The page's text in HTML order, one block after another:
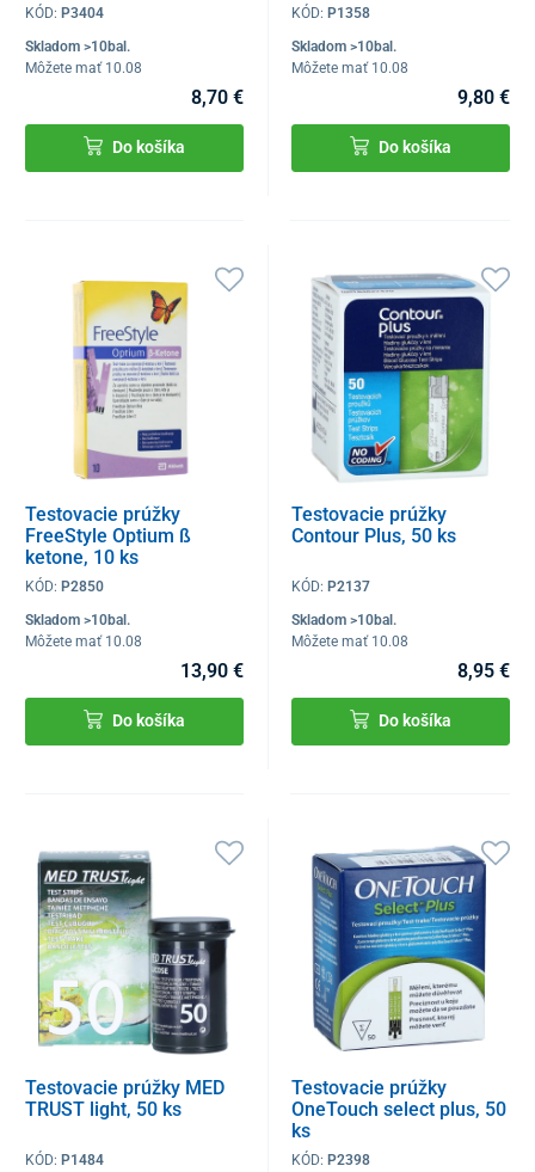
KÓD: P3404
Skladom >10bal.
Môžete mať 10.08
8,70 €
Do košíka
KÓD:P1358
Skladom >10bal.
Môžete mať 10.08
9,80 €
Do košíka
Testovacie prúžky
FreeStyle Optium ß
ketone, 10 ks
KÓD: P2850
Skladom >10bal.
Môžete mať 10.08
13,90 €
Do košíka
Testovacie prúžky
Contour Plus, 50 ks
KÓD:P2137
Skladom >10bal.
Môžete mať 10.08
8,95 €
Do košíka
Testovacie prúžky MED
TRUST light, 50 ks
KÓD: P1484
Testovacie prúžky
OneTouch select plus, 50
ks
KÓD:P2398